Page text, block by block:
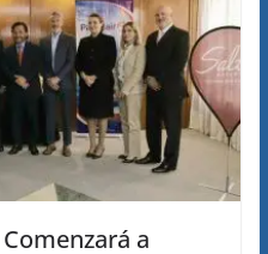
Comenzará a